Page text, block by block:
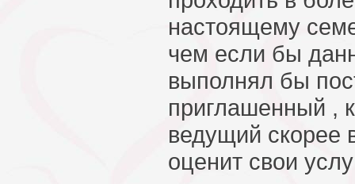
настоящему
чем если бы
выполнял бы
приглашенный ,
ведущий скорее
оценит свои